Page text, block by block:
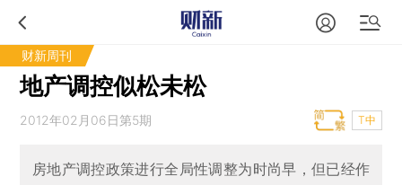
财新周刊
地产调控似松未松
2012年02月06日第5期 T中
房地产调控政策进行全局性调整为时尚早，但已经作